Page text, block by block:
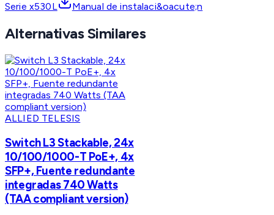
Serie x530L
Manual de instalaci&oacute;n
Alternativas Similares
ALLIED TELESIS
Switch L3 Stackable, 24x
10/100/1000-T PoE+, 4x
SFP+, Fuente redundante
integradas 740 Watts
(TAA compliant version)